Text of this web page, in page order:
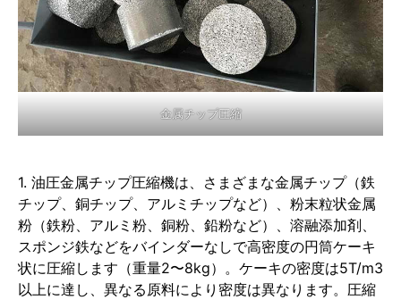
金属チップ圧縮
1. 油圧金属チップ圧縮機は、さまざまな金属チップ（鉄
チップ、銅チップ、アルミチップなど）、粉末粒状金属
粉（鉄粉、アルミ粉、銅粉、鉛粉など）、溶融添加剤、
スポンジ鉄などをバインダーなしで高密度の円筒ケーキ
状に圧縮します（重量2〜8kg）。ケーキの密度は5T/m3
以上に達し、異なる原料により密度は異なります。圧縮